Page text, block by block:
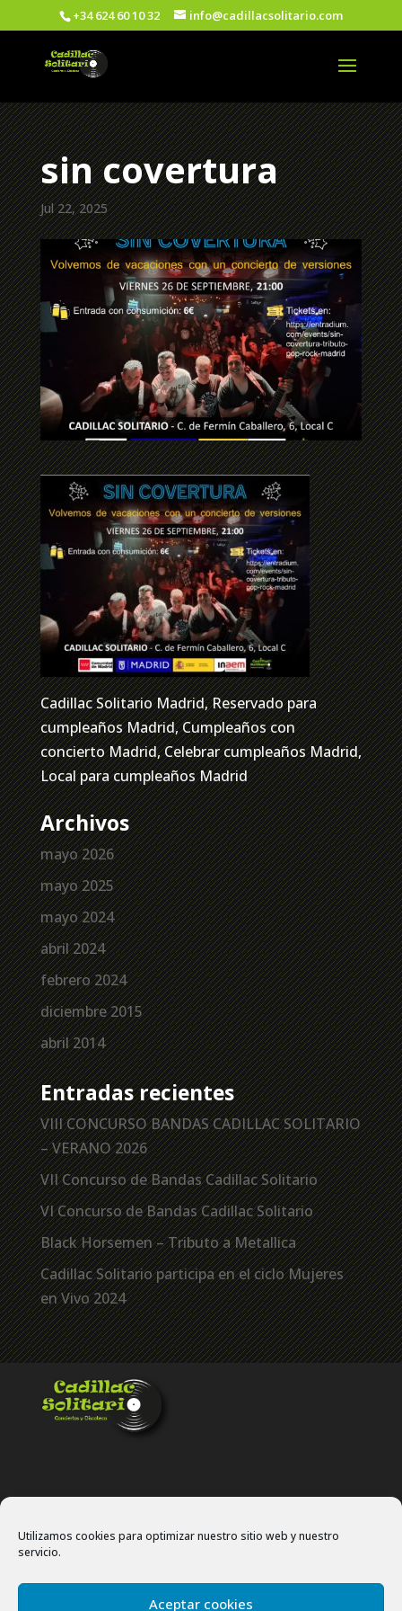
Utilizamos cookies para optimizar nuestro sitio web y nuestro
servicio.
Aceptar cookies
+34 624 60 10 32 info@cadillacsolitario.com
sin covertura
Jul 22, 2025
Cadillac Solitario Madrid, Reservado para
cumpleaños Madrid, Cumpleaños con
concierto Madrid, Celebrar cumpleaños Madrid,
Local para cumpleaños Madrid
Archivos
mayo 2026
mayo 2025
mayo 2024
abril 2024
febrero 2024
diciembre 2015
abril 2014
Entradas recientes
VIII CONCURSO BANDAS CADILLAC SOLITARIO
– VERANO 2026
VII Concurso de Bandas Cadillac Solitario
VI Concurso de Bandas Cadillac Solitario
Black Horsemen – Tributo a Metallica
Cadillac Solitario participa en el ciclo Mujeres
en Vivo 2024